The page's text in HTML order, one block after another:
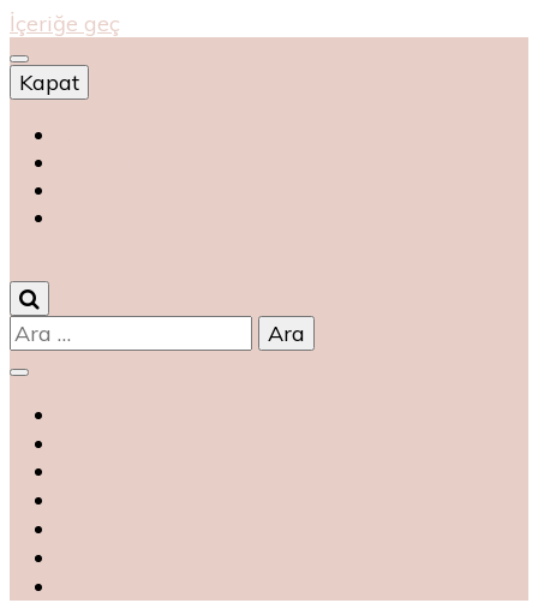
İçeriğe geç
Kapat
Arama: